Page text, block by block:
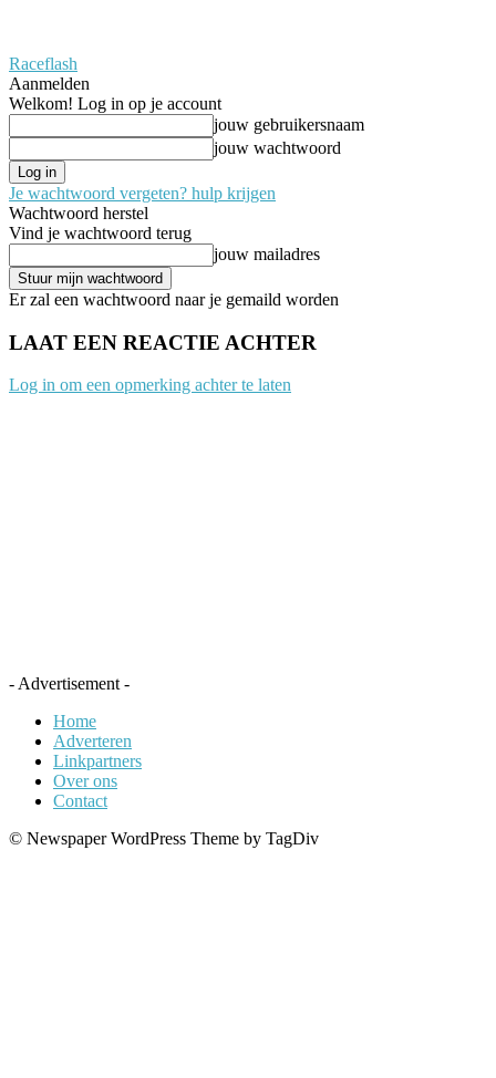
Raceflash
Aanmelden
Welkom! Log in op je account
jouw gebruikersnaam
jouw wachtwoord
Je wachtwoord vergeten? hulp krijgen
Wachtwoord herstel
Vind je wachtwoord terug
jouw mailadres
Er zal een wachtwoord naar je gemaild worden
LAAT EEN REACTIE ACHTER
Log in om een opmerking achter te laten
- Advertisement -
Home
Adverteren
Linkpartners
Over ons
Contact
© Newspaper WordPress Theme by TagDiv